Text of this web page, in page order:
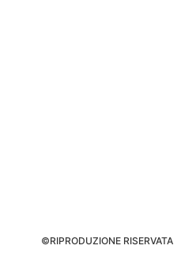
©RIPRODUZIONE RISERVATA